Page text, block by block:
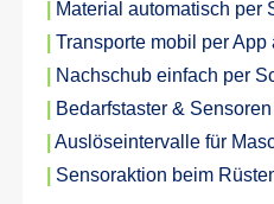
Material automatisch per
Transporte mobil per App
Nachschub einfach per
Bedarfstaster &
Auslöseintervalle für
Sensoraktion beim